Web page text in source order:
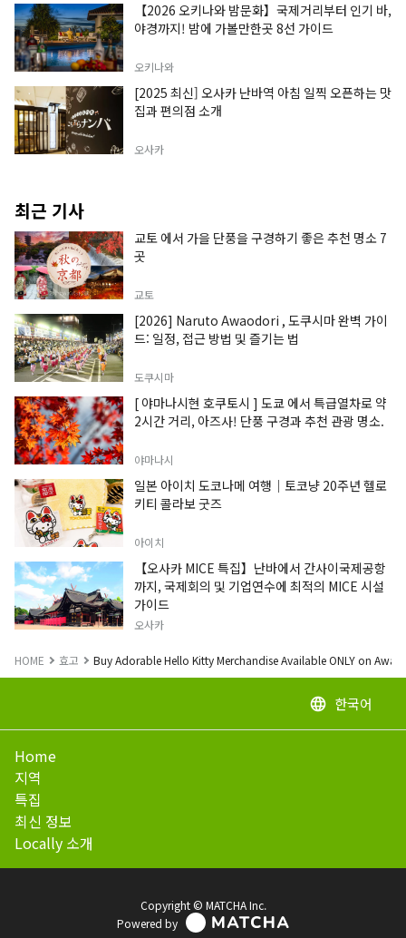
【2026 오키나와 밤문화】국제거리부터 인기 바,
야경까지! 밤에 가볼만한곳 8선 가이드
오키나와
[2025 최신] 오사카 난바역 아침 일찍 오픈하는 맛
집과 편의점 소개
오사카
최근 기사
교토 에서 가을 단풍을 구경하기 좋은 추천 명소 7
곳
교토
[2026] Naruto Awaodori , 도쿠시마 완벽 가이
드: 일정, 접근 방법 및 즐기는 법
도쿠시마
[ 야마나시현 호쿠토시 ] 도쿄 에서 특급열차로 약
2시간 거리, 아즈사! 단풍 구경과 추천 관광 명소.
야마나시
일본 아이치 도코나메 여행｜토코냥 20주년 헬로
키티 콜라보 굿즈
아이치
【오사카 MICE 특집】난바에서 간사이국제공항
까지, 국제회의 및 기업연수에 최적의 MICE 시설
가이드
오사카
HOME 효고 Buy Adorable Hello Kitty Merchandise Available ONLY on Awaji
language 한국어
Home
지역
특집
최신 정보
Locally 소개
Copyright © MATCHA Inc.
Powered by